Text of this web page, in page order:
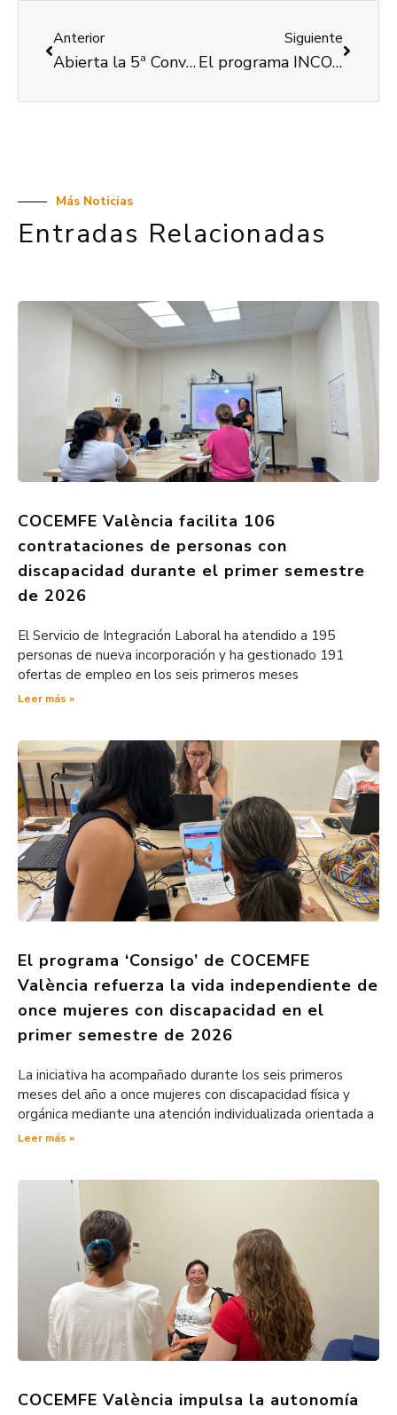
Anterior
Abierta la 5ª Convocatoria de la Beca IEMtegración 2020 para personas con discapacidad
Siguiente
El programa INCORPORA desarrollado por COCEMFE València alcanza inserciones por encima del 85% de los objetivos a mediados de su convenio
Más Noticias
Entradas Relacionadas
COCEMFE València facilita 106
contrataciones de personas con
discapacidad durante el primer semestre
de 2026
El Servicio de Integración Laboral ha atendido a 195
personas de nueva incorporación y ha gestionado 191
ofertas de empleo en los seis primeros meses
Leer más »
El programa ‘Consigo’ de COCEMFE
València refuerza la vida independiente de
once mujeres con discapacidad en el
primer semestre de 2026
La iniciativa ha acompañado durante los seis primeros
meses del año a once mujeres con discapacidad física y
orgánica mediante una atención individualizada orientada a
Leer más »
COCEMFE València impulsa la autonomía